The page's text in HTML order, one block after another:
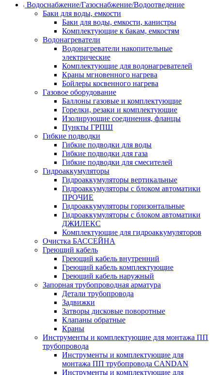
Водоснабжение/Газоснабжение/Водоотведение
Баки для воды, емкости
Баки для воды, емкости, канистры
Комплектующие к бакам, емкостям
Водонагреватели
Водонагреватели накопительные
электрические
Комплектующие для водонагревателей
Краны мгновенного нагрева
Бойлеры косвенного нагрева
Газовое оборудование
Баллоны газовые и комплектующие
Горелки, резаки и комплектующие
Изолирующие соединения, фланцы
Пункты ГРПШ
Гибкие подводки
Гибкие подводки для воды
Гибкие подводки для газа
Гибкие подводки для смесителей
Гидроаккумуляторы
Гидроаккумуляторы вертикальные
Гидроаккумуляторы с блоком автоматики
ПРОЧИЕ
Гидроаккумуляторы горизонтальные
Гидроаккумуляторы с блоком автоматики
ДЖИЛЕКС
Комплектующие для гидроаккумуляторов
Очистка БАССЕЙНА
Греющий кабель
Греющий кабель внутренний
Греющий кабель комплектующие
Греющий кабель наружный
Запорная трубопроводная арматура
Детали трубопровода
Задвижки
Затворы дисковые поворотные
Клапаны обратные
Краны
Инструменты и комплектующие для монтажа ПП
трубопровода
Инструменты и комплектующие для
монтажа ПП трубопровода CANDAN
Инструменты и комплектующие для